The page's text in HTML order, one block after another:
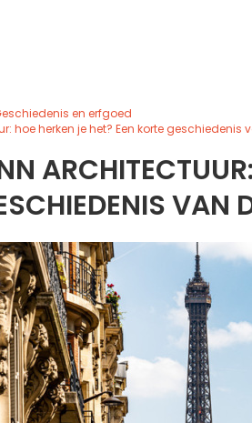
en erfgoed
hoe herken je het? Een korte geschiedenis
VAN